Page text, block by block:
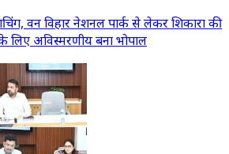
वन विहार नेशनल पार्क से लेकर शिकारा की
अविस्मरणीय बना भोपाल